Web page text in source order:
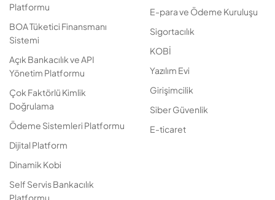
Platformu
BOA Tüketici Finansmanı
Sistemi
Açık Bankacılık ve API
Yönetim Platformu
Çok Faktörlü Kimlik
Doğrulama
Ödeme Sistemleri Platformu
Dijital Platform
Dinamik Kobi
Self Servis Bankacılık
Platformu
E-para ve Ödeme Kuruluşu
Sigortacılık
KOBİ
Yazılım Evi
Girişimcilik
Siber Güvenlik
E-ticaret